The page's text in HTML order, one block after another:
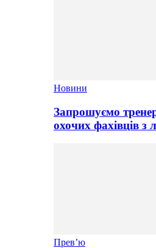
Новини
Запрошуємо
охочих фахівців з
Прев’ю